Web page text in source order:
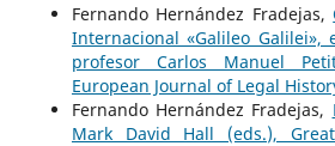
Fernando Hernández Fradejas,
Internacional «Galileo Galilei»,
profesor Carlos Manuel
European Journal of Legal
Fernando Hernández Fradejas,
Mark David Hall (eds.),